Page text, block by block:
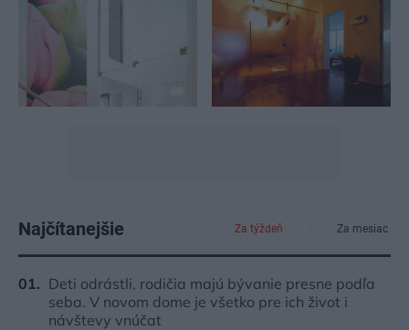
Najčítanejšie Za týždeň Za mesiac
Deti odrástli, rodičia majú bývanie presne podľa
seba. V novom dome je všetko pre ich život i
návštevy vnúčat